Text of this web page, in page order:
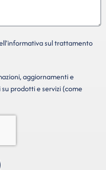
sul trattamento
aggiornamenti e
prodotti e servizi (come